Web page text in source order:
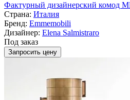
Фактурный дизайнерский комод
Страна: Италия
Бренд: Emmemobili
Дизайнер: Elena Salmistraro
Под заказ
Запросить цену